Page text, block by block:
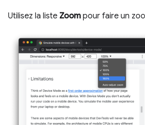
Utilisez la liste Zoom pour faire un